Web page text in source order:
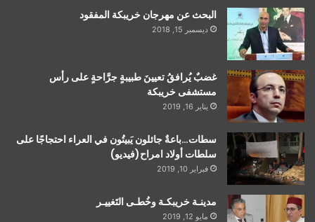
البحث عن مهرجان خريبكة المفقود
ديسمبر 15, 2018
غضبٌ يُرافقُ تعيينَ طبيبةٍ جرَّاحةٍ على رأس
مستشفى خريبكة
يناير 16, 2019
سطات…باعةٌ جائلون يَبيتُون في العراء احتجاجًا على
سلطات أولاد امراح(فيديو)
فبراير 10, 2019
مدينـة خريبكـة وخُطـى التَغييـر
مايو 12, 2019